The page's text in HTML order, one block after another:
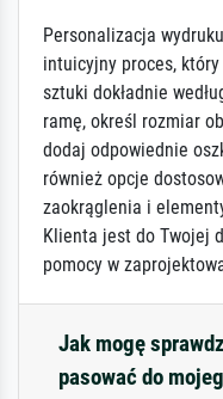
Personalizacja
intuicyjny proces,
sztuki dokładnie
ramę, określ rozmiar
dodaj odpowiednie
również opcje
zaokrąglenia i
Klienta jest do Twojej
pomocy w
Jak mogę
pasować do